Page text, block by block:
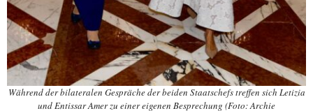
Während der bilateralen Gespräche der beiden Staatschefs treffen sich Letizia
und Entissar Amer zu einer eigenen Besprechung (Foto: Archie